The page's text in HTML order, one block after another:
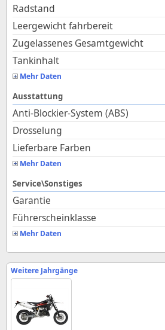
Radstand
Leergewicht fahrbereit
Zugelassenes Gesamtgewicht
Tankinhalt
Mehr Daten
Ausstattung
Anti-Blockier-System (ABS)
Drosselung
Lieferbare Farben
Mehr Daten
Service\Sonstiges
Garantie
Führerscheinklasse
Mehr Daten
Weitere Jahrgänge